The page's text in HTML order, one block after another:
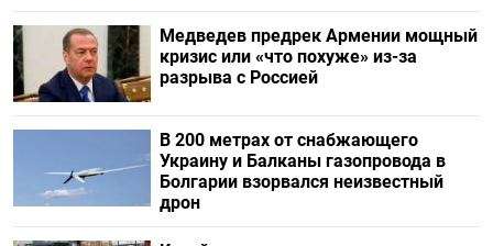
Медведев предрек Армении мощный
кризис или «что похуже» из-за
разрыва с Россией
В 200 метрах от снабжающего
Украину и Балканы газопровода в
Болгарии взорвался неизвестный
дрон